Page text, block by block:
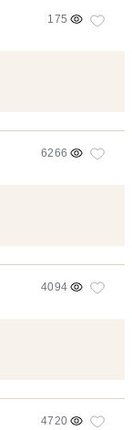
175
6266
4094
4720